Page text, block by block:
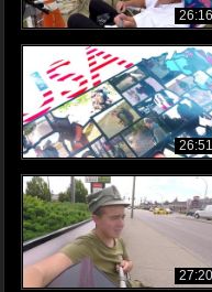
26:16
26:51
27:20